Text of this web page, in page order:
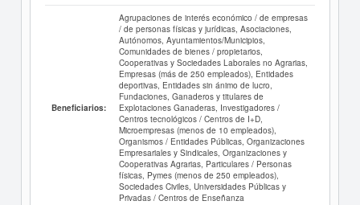
Beneficiarios:
Agrupaciones de interés económico / de empresas
/ de personas físicas y jurídicas, Asociaciones,
Autónomos, Ayuntamientos/Municipios,
Comunidades de bienes / propietarios,
Cooperativas y Sociedades Laborales no Agrarias,
Empresas (más de 250 empleados), Entidades
deportivas, Entidades sin ánimo de lucro,
Fundaciones, Ganaderos y titulares de
Explotaciones Ganaderas, Investigadores /
Centros tecnológicos / Centros de I+D,
Microempresas (menos de 10 empleados),
Organismos / Entidades Públicas, Organizaciones
Empresariales y Sindicales, Organizaciones y
Cooperativas Agrarias, Particulares / Personas
físicas, Pymes (menos de 250 empleados),
Sociedades Civiles, Universidades Públicas y
Privadas / Centros de Enseñanza